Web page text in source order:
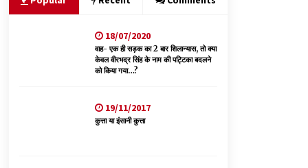
शिमला पुलिस में बड़ी अनुशासनात्मक कार्रवाई, 3 पुलिसकर्मी
07/08/2026
हिमाचल सरकार -CM
06/08/2026
18/07/2020
वाह- एक ही सड़क का 2 बार शिलान्यास, तो क्या
केवल वीरभद्र सिंह के नाम की पट्टिका बदलने
को किया गया…?
19/11/2017
कुत्ता या इंसानी कुत्ता